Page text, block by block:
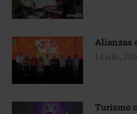
Alianzas
14 julio,
Turismo